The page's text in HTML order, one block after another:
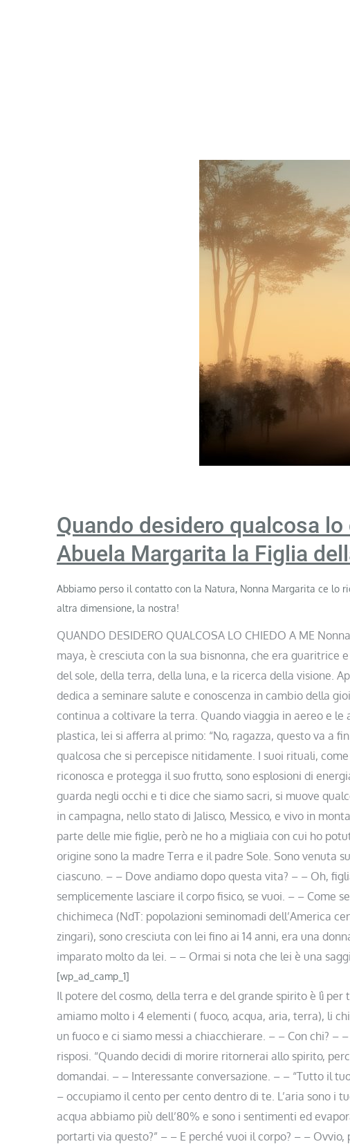
Quando desidero qualcosa
Abuela Margarita la Figlia
Abbiamo perso il contatto con la Natura, Nonna Margarita ce lo
altra dimensione, la nostra!
QUANDO DESIDERO QUALCOSA LO CHIEDO A ME
maya, è cresciuta con la sua bisnonna, che era guaritrice
del sole, della terra, della luna, e la ricerca della visione.
dedica a seminare salute e conoscenza in cambio della
continua a coltivare la terra. Quando viaggia in aereo e le
plastica, lei si afferra al primo: “No, ragazza, questo va a
qualcosa che si percepisce nitidamente. I suoi rituali,
riconosca e protegga il suo frutto, sono esplosioni di
guarda negli occhi e ti dice che siamo sacri, si muove
in campagna, nello stato di Jalisco, Messico, e vivo in
parte delle mie figlie, però ne ho a migliaia con cui ho
origine sono la madre Terra e il padre Sole. Sono venuta
ciascuno. – – Dove andiamo dopo questa vita? – – Oh,
semplicemente lasciare il corpo fisico, se vuoi. – – Come
chichimeca (NdT: popolazioni seminomadi dell’America
zingari), sono cresciuta con lei fino ai 14 anni, era una
imparato molto da lei. – – Ormai si nota che lei è una
[wp_ad_camp_1]
Il potere del cosmo, della terra e del grande spirito è lì
amiamo molto i 4 elementi ( fuoco, acqua, aria, terra), li
un fuoco e ci siamo messi a chiacchierare. – – Con chi? –
risposi. “Quando decidi di morire ritornerai allo spirito,
domandai. – – Interessante conversazione. – – “Tutto il
– occupiamo il cento per cento dentro di te. L’aria sono i
acqua abbiamo più dell’80% e sono i sentimenti ed
portarti via questo?” – – E perché vuoi il corpo? – –